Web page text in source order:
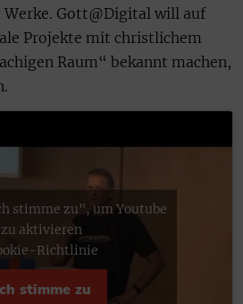
Werke. Gott@Digital will auf
Projekte mit christlichem
Raum“ bekannt machen,
stimme zu", um Youtube
zu aktivieren
Richtlinie
stimme zu